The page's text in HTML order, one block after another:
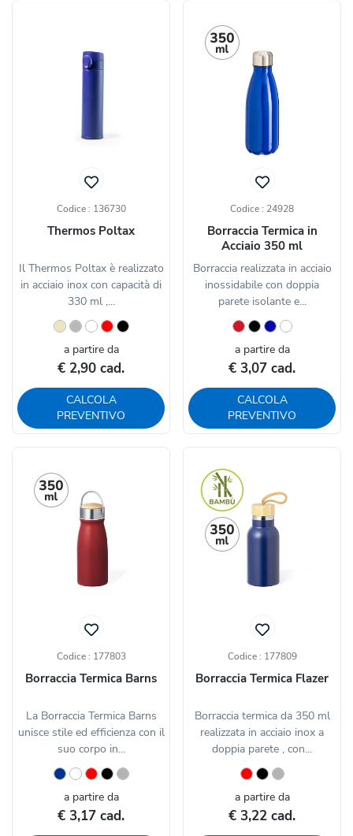
Codice : 136730
Thermos Poltax
Il Thermos Poltax è realizzato
in acciaio inox con capacità di
330 ml ,...
a partire da
€ 2,90 cad.
CALCOLA
PREVENTIVO
Codice : 24928
Borraccia Termica in
Acciaio 350 ml
Borraccia realizzata in acciaio
inossidabile con doppia
parete isolante e...
a partire da
€ 3,07 cad.
CALCOLA
PREVENTIVO
Codice : 177803
Borraccia Termica Barns
La Borraccia Termica Barns
unisce stile ed efficienza con il
suo corpo in...
a partire da
€ 3,17 cad.
Codice : 177809
Borraccia Termica Flazer
Borraccia termica da 350 ml
realizzata in acciaio inox a
doppia parete , con...
a partire da
€ 3,22 cad.